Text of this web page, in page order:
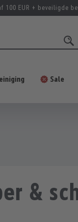
100 EUR + beveiligde
Sale
&